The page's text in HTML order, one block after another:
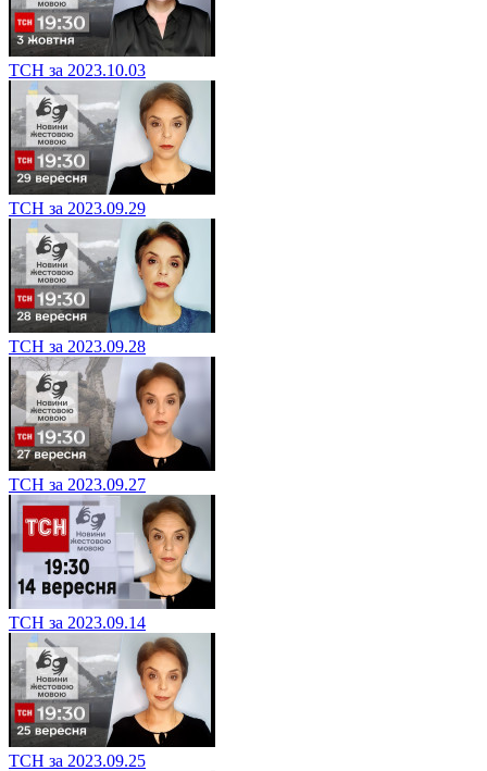
ТСН за 2023.10.03
ТСН за 2023.09.29
ТСН за 2023.09.28
ТСН за 2023.09.27
ТСН за 2023.09.14
ТСН за 2023.09.25